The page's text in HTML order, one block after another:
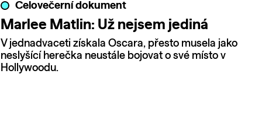
Celovečerní dokument
Marlee Matlin: Už nejsem jediná
V jednadvaceti získala Oscara, přesto musela jako
neslyšící herečka neustále bojovat o své místo v
Hollywoodu.